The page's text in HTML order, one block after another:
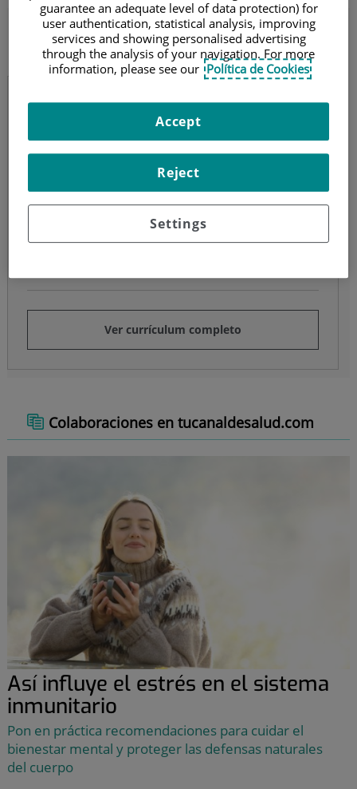
Jaume Riba Casellas
Cardiología
Jaume Riba Casellas
Especialista en Cardiología
Pedir cita
Ver currículum completo
Colaboraciones en tucanaldesalud.com
Así influye el estrés en el sistema
inmunitario
Pon en práctica recomendaciones para cuidar el
bienestar mental y proteger las defensas naturales
del cuerpo
guarantee an adequate level of data protection) for
user authentication, statistical analysis, improving
services and showing personalised advertising
through the analysis of your navigation. For more
information, please see our Política de Cookies
Settings
Reject
Accept